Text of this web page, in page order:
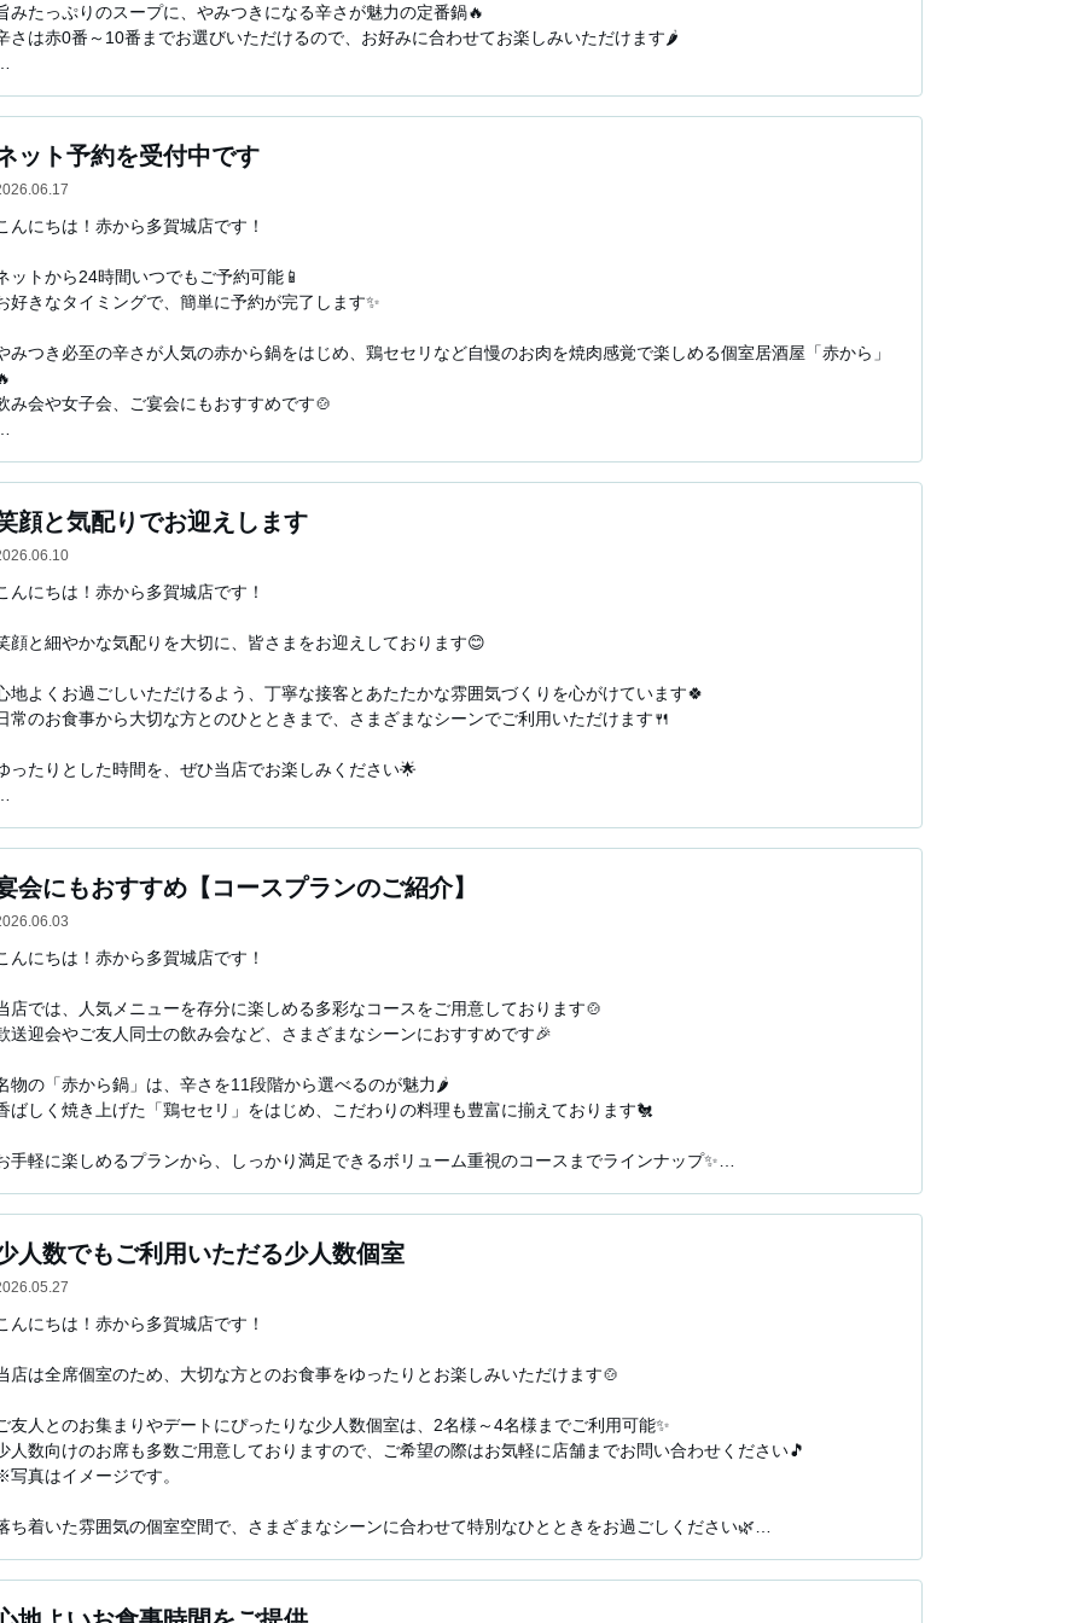
みたっぷりのスープに、やみつきになる辛さが魅力の定番鍋🔥
さは赤0番～10番までお選びいただけるので、お好みに合わせてお楽しみいただけます🌶️
台・多賀城周辺で居酒屋やレストランをお探しの際は、ぜひ「赤から多賀城店」へお越しください。
慢の鍋や焼肉を中心に、お食事やご飯はもちろん、飲み放題付きプランもご用意しております。
様のご来店を心よりお待ちしております。
ット予約を受付中です
んにちは！赤から多賀城店です！
ットから24時間いつでもご予約可能📱
好きなタイミングで、簡単に予約が完了します✨
みつき必至の辛さが人気の赤から鍋をはじめ、鶏セセリなど自慢のお肉を焼肉感覚で楽しめる個室居酒屋「赤から」
み会や女子会、ご宴会にもおすすめです🍲
台・多賀城周辺で居酒屋やレストランをお探しの際は、ぜひ「赤から多賀城店」へお越しください。
慢の鍋や焼肉を中心に、お食事やご飯はもちろん、飲み放題付きプランもご用意しております。
様のご来店を心よりお待ちしております。
顔と気配りでお迎えします
んにちは！赤から多賀城店です！
顔と細やかな気配りを大切に、皆さまをお迎えしております😊
地よくお過ごしいただけるよう、丁寧な接客とあたたかな雰囲気づくりを心がけています🍀
常のお食事から大切な方とのひとときまで、さまざまなシーンでご利用いただけます🍴
ったりとした時間を、ぜひ当店でお楽しみください🌟
台・多賀城周辺で居酒屋やレストランをお探しの際は、ぜひ「赤から多賀城店」へお越しください。
慢の鍋や焼肉を中心に、お食事やご飯はもちろん、飲み放題付きプランもご用意しております。
様のご来店を心よりお待ちしております。
会にもおすすめ【コースプランのご紹介】
んにちは！赤から多賀城店です！
店では、人気メニューを存分に楽しめる多彩なコースをご用意しております🍲
送迎会やご友人同士の飲み会など、さまざまなシーンにおすすめです🎉
物の「赤から鍋」は、辛さを11段階から選べるのが魅力🌶️
ばしく焼き上げた「鶏セセリ」をはじめ、こだわりの料理も豊富に揃えております🐔
手軽に楽しめるプランから、しっかり満足できるボリューム重視のコースまでラインナップ✨
た、お料理と相性抜群のお酒も種類豊富にご用意🍶
さまのご来店を心よりお待ちしております💫
台・多賀城周辺で居酒屋やレストランをお探しの際は、ぜひ「赤から多賀城店」へお越しください。
慢の鍋や焼肉を中心に、お食事やご飯はもちろん、飲み放題付きプランもご用意しております。
様のご来店を心よりお待ちしております。
人数でもご利用いただる少人数個室
んにちは！赤から多賀城店です！
店は全席個室のため、大切な方とのお食事をゆったりとお楽しみいただけます🍲
友人とのお集まりやデートにぴったりな少人数個室は、2名様～4名様までご利用可能✨
人数向けのお席も多数ご用意しておりますので、ご希望の際はお気軽に店舗までお問い合わせください🎵
真はイメージです。
ち着いた雰囲気の個室空間で、さまざまなシーンに合わせて特別なひとときをお過ごしください🌿
台・多賀城周辺で居酒屋やレストランをお探しの際は、ぜひ「赤から多賀城店」へお越しください。
慢の鍋や焼肉を中心に、お食事やご飯はもちろん、飲み放題付きプランもご用意しております。